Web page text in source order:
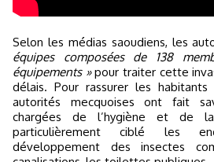
Selon les médias saoudiens, les
équipes composées de 138
équipements »pour traiter cette
délais. Pour rassurer les
autorités mecquoises ont fait
chargées de l’hygiène et de
particulièrement ciblé les
développement des insectes